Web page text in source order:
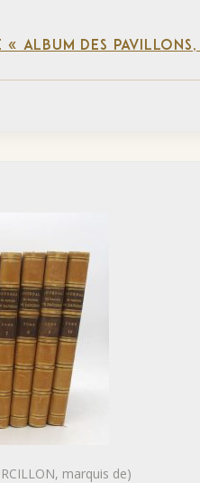
« ALBUM DES
marquis de)